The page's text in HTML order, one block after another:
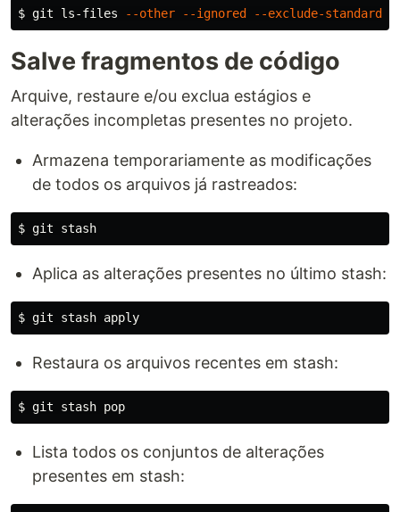
$ git ls-files --other --ignored --exclude-standard
Salve fragmentos de código
Arquive, restaure e/ou exclua estágios e
alterações incompletas presentes no projeto.
Armazena temporariamente as modificações
de todos os arquivos já rastreados:
$
Aplica as alterações presentes no último stash:
$
Restaura os arquivos recentes em stash:
$
Lista todos os conjuntos de alterações
presentes em stash: